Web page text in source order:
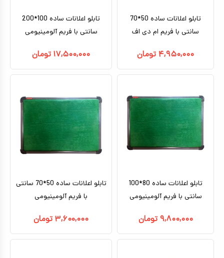
تابلو اعلانات ساده 50*70
سانتی با فریم ام دی اف
۴,۹۵۰,۰۰۰ تومان
تابلو اعلانات ساده 100*200
سانتی با فریم آلومینیومی
۱۷,۵۰۰,۰۰۰ تومان
تابلو اعلانات ساده 80*100
سانتی با فریم آلومینیومی
۹,۸۰۰,۰۰۰ تومان
تابلو اعلانات ساده 50*70 سانتی
با فریم آلومینیومی
۳,۶۰۰,۰۰۰ تومان